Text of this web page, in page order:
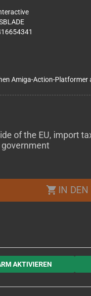
Amiga-Action-Platformer
of the EU, import
shopping_cart IN DEN
AKTIVIEREN